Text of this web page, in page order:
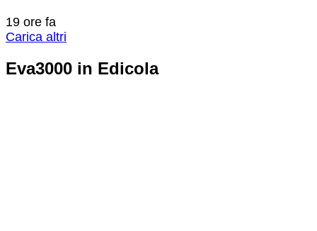
19 ore fa
Carica altri
Eva3000 in Edicola